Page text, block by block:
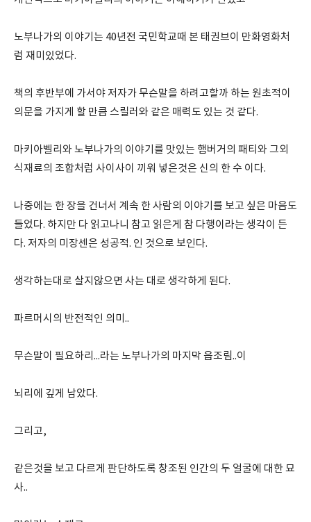
노부나가의 이야기는 40년전 국민학교때 본 태권브이 만화영화처
럼 재미있었다.
책의 후반부에 가서야 저자가 무슨말을 하려고할까 하는 원초적이
의문을 가지게 할 만큼 스릴러와 같은 매력도 있는 것 같다.
마키아벨리와 노부나가의 이야기를 맛있는 햄버거의 패티와 그외
식재료의 조합처럼 사이사이 끼워 넣은것은 신의 한 수 이다.
나중에는 한 장을 건너서 계속 한 사람의 이야기를 보고 싶은 마음도
들었다. 하지만 다 읽고나니 참고 읽은게 참 다행이라는 생각이 든
다. 저자의 미장센은 성공적. 인 것으로 보인다.
생각하는대로 살지않으면 사는 대로 생각하게 된다.
파르머시의 반전적인 의미..
무슨말이 필요하리...라는 노부나가의 마지막 읍조림..이
뇌리에 깊게 남았다.
그리고,
같은것을 보고 다르게 판단하도록 창조된 인간의 두 얼굴에 대한 묘
사..